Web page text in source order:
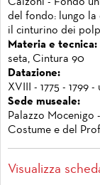
Calzoni - Fondo
del fondo: lungo la
il cinturino dei
Materia e tecnica:
seta, Cintura 90
Datazione:
XVIII - 1775 - 1799
Sede museale:
Palazzo Mocenigo
Costume e del
Visualizza